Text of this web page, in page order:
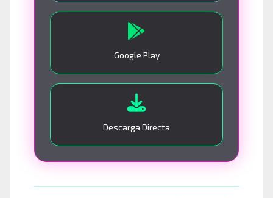
Google Play
Descarga Directa